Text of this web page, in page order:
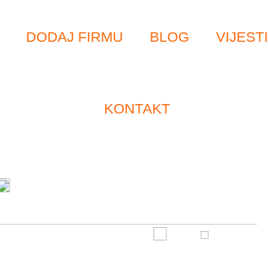
DODAJ FIRMU BLOG VIJESTI
KONTAKT